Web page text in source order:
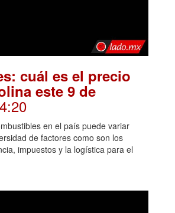
cuál es el precio
este 9 de
en el país puede variar
de factores como son los
impuestos y la logística para el